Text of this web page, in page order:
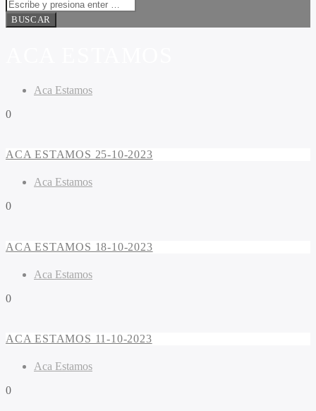
Aca Estamos
0
ACA ESTAMOS 25-10-2023
Aca Estamos
0
ACA ESTAMOS 18-10-2023
Aca Estamos
0
ACA ESTAMOS 11-10-2023
Aca Estamos
0